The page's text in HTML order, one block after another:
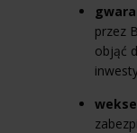
przez
objąć